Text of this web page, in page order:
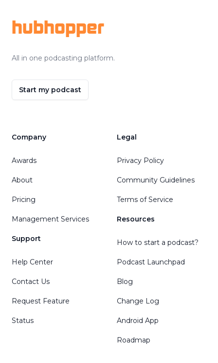
hubhopper
All in one podcasting platform.
Start my podcast
Company
Awards
About
Pricing
Management Services
Support
Help Center
Contact Us
Request Feature
Status
Legal
Privacy Policy
Community Guidelines
Terms of Service
Resources
How to start a podcast?
Podcast Launchpad
Blog
Change Log
Android App
Roadmap